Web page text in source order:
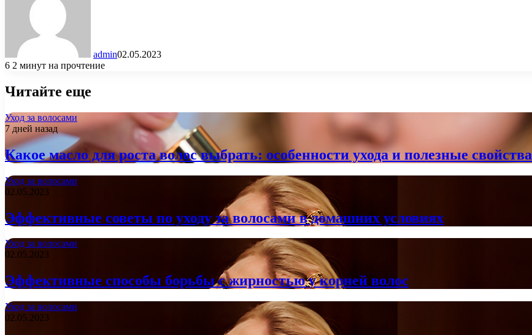
admin02.05.2023
6 2 минут на прочтение
Читайте еще
Уход за волосами
7 дней назад
Какое масло для роста волос выбрать: особенности ухода и полезные свойства
Уход за волосами
02.05.2023
Эффективные советы по уходу за волосами в домашних условиях
Уход за волосами
02.05.2023
Эффективные способы борьбы с жирностью у корней волос
Уход за волосами
02.05.2023